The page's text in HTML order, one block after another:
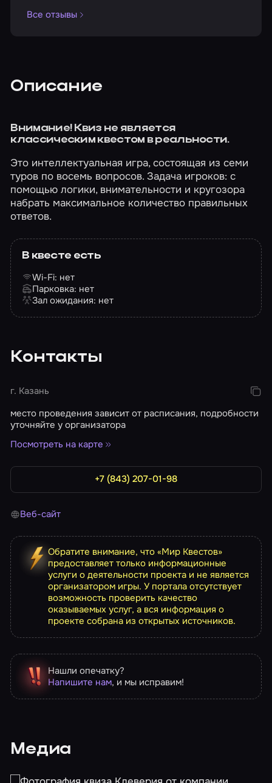
Все отзывы
Описание
Внимание! Квиз не является
классическим квестом в реальности.
Это интеллектуальная игра, состоящая из семи
туров по восемь вопросов. Задача игроков: с
помощью логики, внимательности и кругозора
набрать максимальное количество правильных
ответов.
В квесте есть
Wi-Fi: нет
Парковка: нет
Зал ожидания: нет
Контакты
г. Казань
место проведения зависит от расписания, подробности
уточняйте у организатора
Посмотреть на карте
+7 (843) 207-01-98
Веб-сайт
Обратите внимание, что «Мир Квестов»
предоставляет только информационные
услуги о деятельности проекта и не является
организатором игры. У портала отсутствует
возможность проверить качество
оказываемых услуг, а вся информация о
проекте собрана из открытых источников.
Нашли опечатку?
Напишите нам, и мы исправим!
Медиа